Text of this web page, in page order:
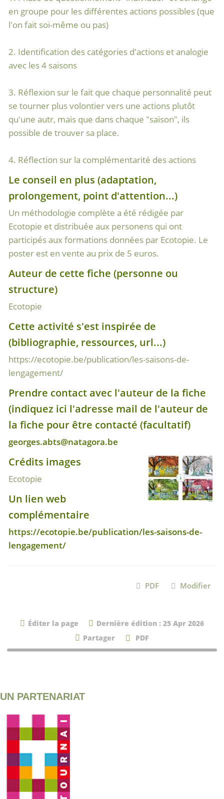
en groupe pour les différentes actions possibles (que
l'on fait soi-même ou pas)
2. Identification des catégories d'actions et analogie
avec les 4 saisons
3. Réflexion sur le fait que chaque personnalité peut
se tourner plus volontier vers une actions plutôt
qu'une autr, mais que dans chaque "saison", ils
possible de trouver sa place.
4. Réflection sur la complémentarité des actions
Le conseil en plus (adaptation,
prolongement, point d'attention...)
Un méthodologie complète a été rédigée par
Ecotopie et distribuée aux personens qui ont
participés aux formations données par Ecotopie. Le
poster est en vente au prix de 5 euros.
Auteur de cette fiche (personne ou
structure)
Ecotopie
Cette activité s'est inspirée de
(bibliographie, ressources, url...)
https://ecotopie.be/publication/les-saisons-de-
lengagement/
Prendre contact avec l'auteur de la fiche
(indiquez ici l'adresse mail de l'auteur de
la fiche pour être contacté (facultatif)
georges.abts@natagora.be
Crédits images
Ecotopie
Un lien web
complémentaire
https://ecotopie.be/publication/les-saisons-de-
lengagement/
PDF Modifier
Éditer la page
Dernière édition : 25 Apr 2026
Partager
PDF
UN PARTENARIAT